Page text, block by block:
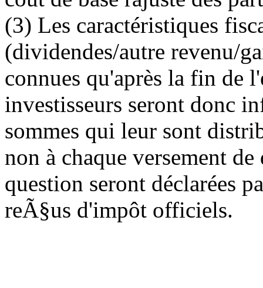
(3) Les caractéristiques
(dividendes/autre revenu/
connues qu'après la fin de
investisseurs seront donc
sommes qui leur sont
non à chaque versement
question seront déclarées
reÃ§us d'impôt officiels.